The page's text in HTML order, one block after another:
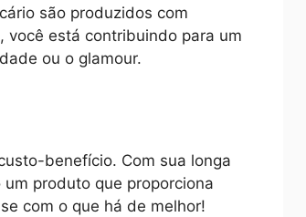
são produzidos com
você está contribuindo para um
ou o glamour.
benefício. Com sua longa
produto que proporciona
com o que há de melhor!